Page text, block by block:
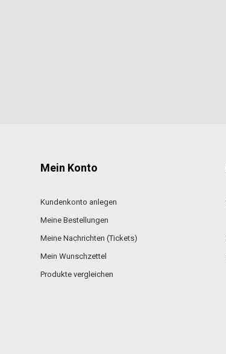
Mein Konto
Kundenkonto anlegen
Meine Bestellungen
Meine Nachrichten (Tickets)
Mein Wunschzettel
Produkte vergleichen